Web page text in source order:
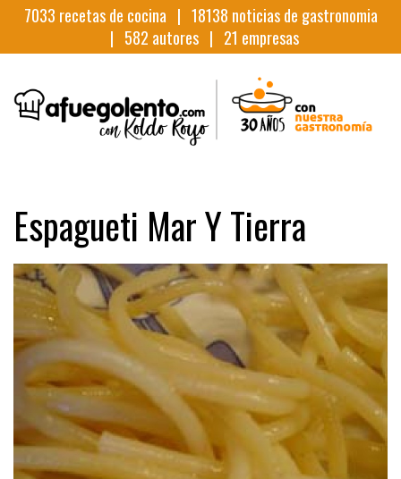
7033 recetas de cocina | 18138 noticias de gastronomia
| 582 autores | 21 empresas
Espagueti Mar Y Tierra